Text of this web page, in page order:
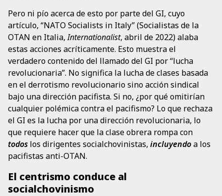
Pero ni pío acerca de esto por parte del GI, cuyo
artículo, “NATO Socialists in Italy” (Socialistas de la
OTAN en Italia,Internationalist, abril de 2022) alaba
estas acciones acríticamente. Esto muestra el
verdadero contenido del llamado del GI por “lucha
revolucionaria”. No significa la lucha de clases basada
en el derrotismo revolucionario sino acción sindical
bajo una dirección pacifista. Si no, ¿por qué omitirían
cualquier polémica contra el pacifismo? Lo que rechaza
el GI es la lucha por una dirección revolucionaria, lo
que requiere hacer que la clase obrera rompa con
todos los dirigentes socialchovinistas, incluyendoa los
pacifistas anti-OTAN.
El centrismo conduce al
socialchovinismo